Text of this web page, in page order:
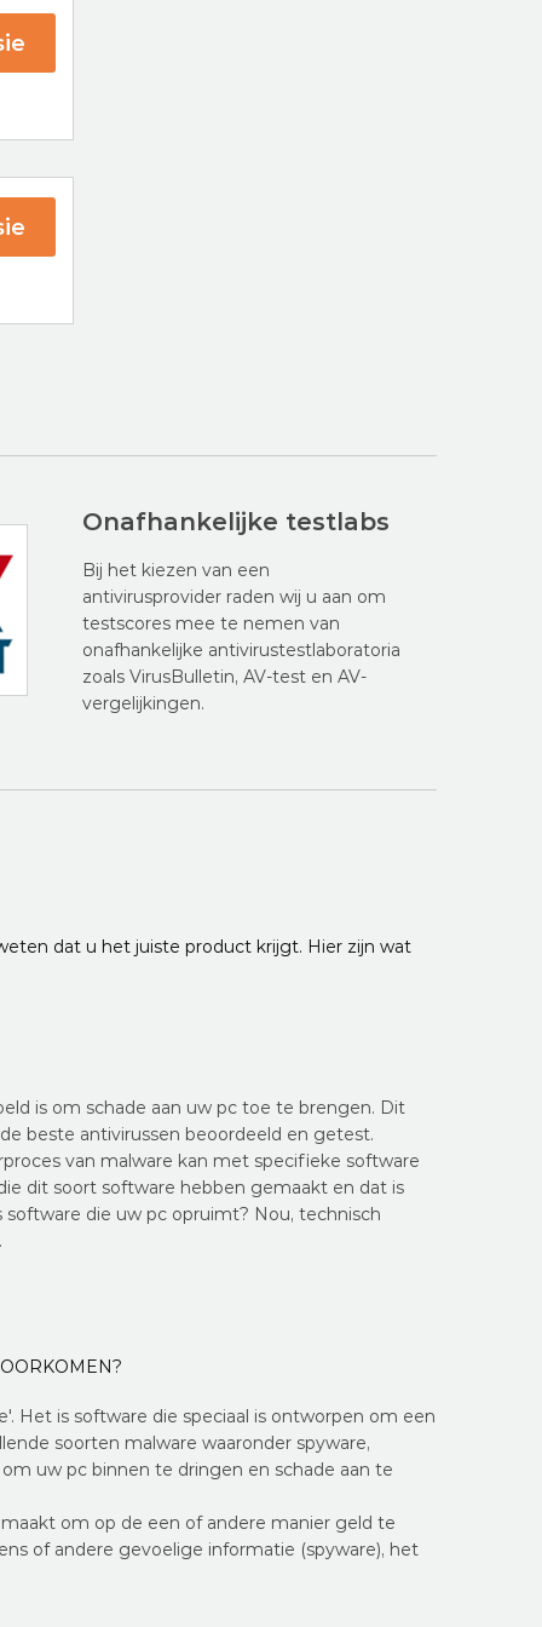
Onafhankelijke testlabs
Bij het kiezen van een
antivirusprovider raden wij u aan om
testscores mee te nemen van
onafhankelijke antivirustestlaboratoria
zoals VirusBulletin, AV-test en AV-
vergelijkingen.
dat u het juiste product krijgt. Hier zijn wat
is om schade aan uw pc toe te brengen. Dit
beste antivirussen beoordeeld en getest.
van malware kan met specifieke software
dit soort software hebben gemaakt en dat is
die uw pc opruimt? Nou, technisch
Het is software die speciaal is ontworpen om een
soorten malware waaronder spyware,
uw pc binnen te dringen en schade aan te
om op de een of andere manier geld te
of andere gevoelige informatie (spyware), het